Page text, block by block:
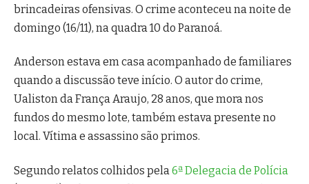
brincadeiras ofensivas. O crime aconteceu na noite de
domingo (16/11), na quadra 10 do Paranoá.
Anderson estava em casa acompanhado de familiares
quando a discussão teve início. O autor do crime,
Ualiston da França Araujo, 28 anos, que mora nos
fundos do mesmo lote, também estava presente no
local. Vítima e assassino são primos.
Segundo relatos colhidos pela 6ª Delegacia de Polícia